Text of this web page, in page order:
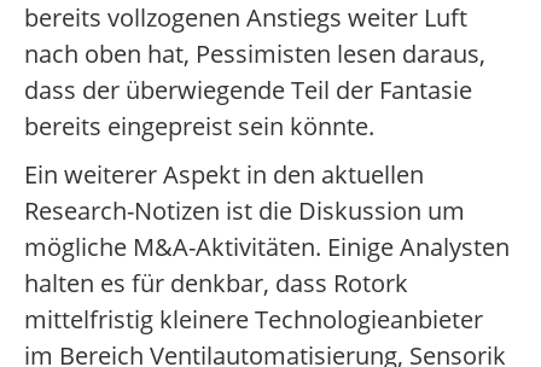
bereits vollzogenen Anstiegs weiter Luft
nach oben hat, Pessimisten lesen daraus,
dass der überwiegende Teil der Fantasie
bereits eingepreist sein könnte.
Ein weiterer Aspekt in den aktuellen
Research-Notizen ist die Diskussion um
mögliche M&A-Aktivitäten. Einige Analysten
halten es für denkbar, dass Rotork
mittelfristig kleinere Technologieanbieter
im Bereich Ventilautomatisierung, Sensorik